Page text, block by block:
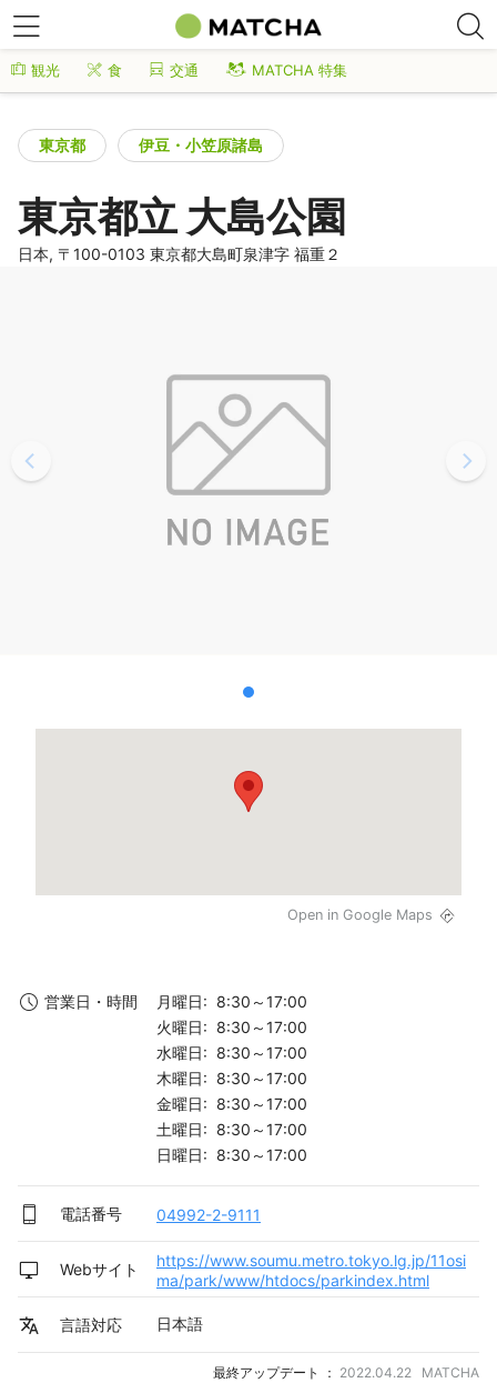
観光 食 交通 MATCHA 特集
東京都 伊豆・小笠原諸島
東京都立 大島公園
日本, 〒100-0103 東京都大島町泉津字 福重２
Open in Google Maps
営業日・時間
月曜日: 8:30～17:00
火曜日: 8:30～17:00
水曜日: 8:30～17:00
木曜日: 8:30～17:00
金曜日: 8:30～17:00
土曜日: 8:30～17:00
日曜日: 8:30～17:00
電話番号 04992-2-9111
Webサイト
https://www.soumu.metro.tokyo.lg.jp/11osi
ma/park/www/htdocs/parkindex.html
言語対応 日本語
最終アップデート ： 2022.04.22 MATCHA